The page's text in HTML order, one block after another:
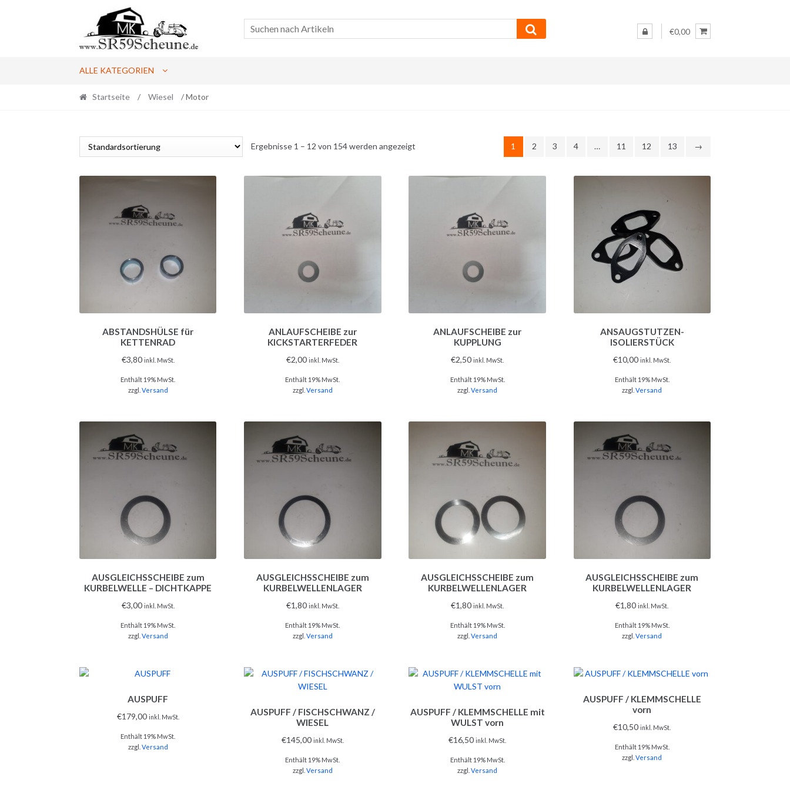
navigation
content
€0,00
ALLE KATEGORIEN
Startseite / Wiesel / Motor
Ergebnisse 1 – 12 von 154 werden angezeigt 1 2 3 4 … 11 12 13 →
ABSTANDSHÜLSE für
KETTENRAD
€3,80 inkl. MwSt.
Enthält 19% MwSt.
zzgl. Versand
ANLAUFSCHEIBE zur
KICKSTARTERFEDER
€2,00 inkl. MwSt.
Enthält 19% MwSt.
zzgl. Versand
ANLAUFSCHEIBE zur
KUPPLUNG
€2,50 inkl. MwSt.
Enthält 19% MwSt.
zzgl.Versand
ANSAUGSTUTZEN-
ISOLIERSTÜCK
€10,00 inkl. MwSt.
Enthält 19% MwSt.
zzgl.Versand
AUSGLEICHSSCHEIBE zum
KURBELWELLE – DICHTKAPPE
€3,00 inkl. MwSt.
Enthält 19% MwSt.
zzgl. Versand
AUSGLEICHSSCHEIBE zum
KURBELWELLENLAGER
€1,80 inkl. MwSt.
Enthält 19% MwSt.
zzgl. Versand
AUSGLEICHSSCHEIBE zum
KURBELWELLENLAGER
€1,80 inkl. MwSt.
Enthält 19% MwSt.
zzgl.Versand
AUSGLEICHSSCHEIBE zum
KURBELWELLENLAGER
€1,80 inkl. MwSt.
Enthält 19% MwSt.
zzgl.Versand
AUSPUFF
€179,00 inkl. MwSt.
Enthält 19% MwSt.
zzgl. Versand
AUSPUFF / FISCHSCHWANZ /
WIESEL
€145,00 inkl. MwSt.
Enthält 19% MwSt.
zzgl. Versand
AUSPUFF / KLEMMSCHELLE mit
WULST vorn
€16,50 inkl. MwSt.
Enthält 19% MwSt.
zzgl.Versand
AUSPUFF / KLEMMSCHELLE
vorn
€10,50 inkl. MwSt.
Enthält 19% MwSt.
zzgl.Versand